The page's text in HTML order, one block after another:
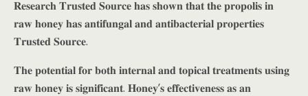
𝐑𝐞𝐬𝐞𝐚𝐫𝐜𝐡 𝐓𝐫𝐮𝐬𝐭𝐞𝐝 𝐒𝐨𝐮𝐫𝐜𝐞 𝐡𝐚𝐬 𝐬𝐡𝐨𝐰𝐧 𝐭𝐡𝐚𝐭 𝐭𝐡𝐞 𝐩𝐫𝐨𝐩𝐨𝐥𝐢𝐬 𝐢𝐧
𝐫𝐚𝐰 𝐡𝐨𝐧𝐞𝐲 𝐡𝐚𝐬 𝐚𝐧𝐭𝐢𝐟𝐮𝐧𝐠𝐚𝐥 𝐚𝐧𝐝 𝐚𝐧𝐭𝐢𝐛𝐚𝐜𝐭𝐞𝐫𝐢𝐚𝐥 𝐩𝐫𝐨𝐩𝐞𝐫𝐭𝐢𝐞𝐬
𝐓𝐫𝐮𝐬𝐭𝐞𝐝 𝐒𝐨𝐮𝐫𝐜𝐞.
𝐓𝐡𝐞 𝐩𝐨𝐭𝐞𝐧𝐭𝐢𝐚𝐥 𝐟𝐨𝐫 𝐛𝐨𝐭𝐡 𝐢𝐧𝐭𝐞𝐫𝐧𝐚𝐥 𝐚𝐧𝐝 𝐭𝐨𝐩𝐢𝐜𝐚𝐥 𝐭𝐫𝐞𝐚𝐭𝐦𝐞𝐧𝐭𝐬 𝐮𝐬𝐢𝐧𝐠
𝐫𝐚𝐰 𝐡𝐨𝐧𝐞𝐲 𝐢𝐬 𝐬𝐢𝐠𝐧𝐢𝐟𝐢𝐜𝐚𝐧𝐭. 𝐇𝐨𝐧𝐞𝐲’𝐬 𝐞𝐟𝐟𝐞𝐜𝐭𝐢𝐯𝐞𝐧𝐞𝐬𝐬 𝐚𝐬 𝐚𝐧